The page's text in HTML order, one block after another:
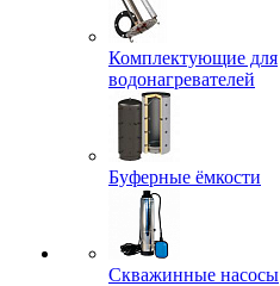
Комплектующие для
водонагревателей
Буферные ёмкости
Скважинные насосы